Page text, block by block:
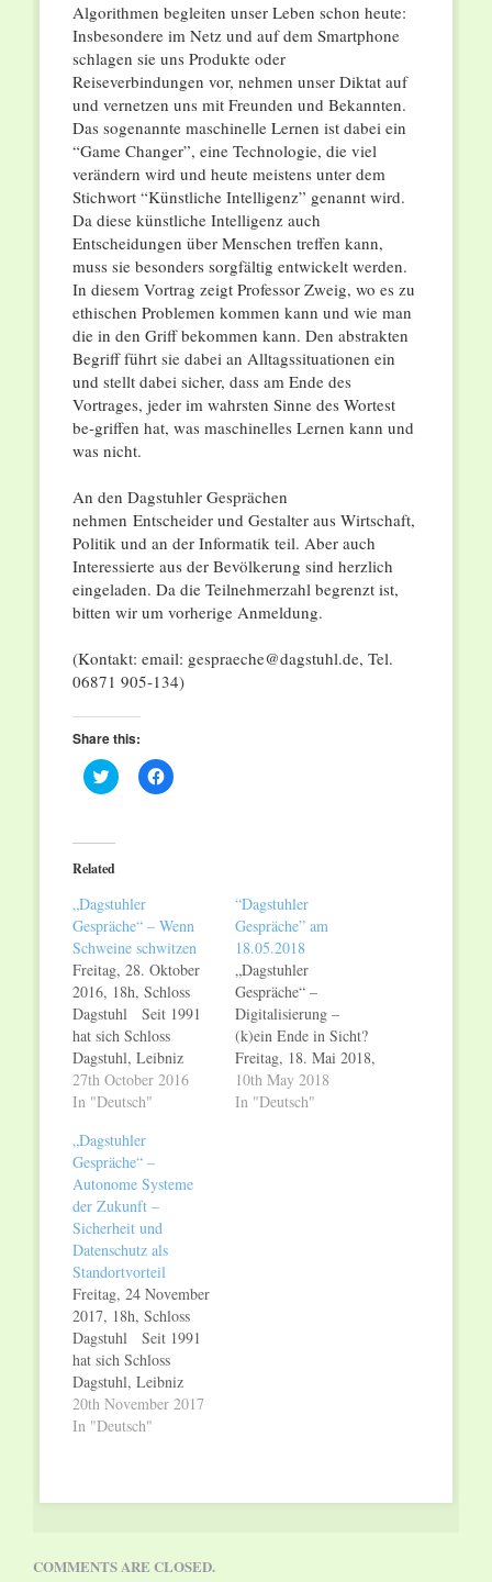
Algorithmen begleiten unser Leben schon heute:
Insbesondere im Netz und auf dem Smartphone
schlagen sie uns Produkte oder
Reiseverbindungen vor, nehmen unser Diktat auf
und vernetzen uns mit Freunden und Bekannten.
Das sogenannte maschinelle Lernen ist dabei ein
“Game Changer”, eine Technologie, die viel
verändern wird und heute meistens unter dem
Stichwort “Künstliche Intelligenz” genannt wird.
Da diese künstliche Intelligenz auch
Entscheidungen über Menschen treffen kann,
muss sie besonders sorgfältig entwickelt werden.
In diesem Vortrag zeigt Professor Zweig, wo es zu
ethischen Problemen kommen kann und wie man
die in den Griff bekommen kann. Den abstrakten
Begriff führt sie dabei an Alltagssituationen ein
und stellt dabei sicher, dass am Ende des
Vortrages, jeder im wahrsten Sinne des Wortest
be-griffen hat, was maschinelles Lernen kann und
was nicht.
An den Dagstuhler Gesprächen
nehmen Entscheider und Gestalter aus Wirtschaft,
Politik und an der Informatik teil. Aber auch
Interessierte aus der Bevölkerung sind herzlich
eingeladen. Da die Teilnehmerzahl begrenzt ist,
bitten wir um vorherige Anmeldung.
(Kontakt: email: gespraeche@dagstuhl.de, Tel.
06871 905-134)
Share this:
Click
to
(Opens
in
new
Click
to
Related
„Dagstuhler
Gespräche“ – Wenn
Schweine schwitzen
Freitag, 28. Oktober
2016, 18h, Schloss
Dagstuhl Seit 1991
hat sich Schloss
Dagstuhl, Leibniz
Zentrum für
Informatik, zum
Informatiker der
ganzen Welt
entwickelt. Das
renommierte
Forschungszentrum ist
in der
Wissenschaftswelt ein
Begriff und für die
Stadt Wadern ein
hervorragendes
Aushängeschild. Um
die Türen des
Schlosses…
27th October 2016
In "Deutsch"
“Dagstuhler
Gespräche” am
18.05.2018
„Dagstuhler
Gespräche“ –
Digitalisierung –
(k)ein Ende in Sicht?
Freitag, 18. Mai 2018,
18h, Schloss Dagstuhl
Seit 1991 hat sich
10th May 2018
In "Deutsch"
„Dagstuhler
Gespräche“ –
Autonome Systeme
der Zukunft –
Sicherheit und
Datenschutz als
Standortvorteil
Freitag, 24 November
2017, 18h, Schloss
Dagstuhl Seit 1991
hat sich Schloss
Dagstuhl, Leibniz
Zentrum für
Informatik, zum
Forschungszentrum ist
20th November 2017
In "Deutsch"
COMMENTS ARE CLOSED.